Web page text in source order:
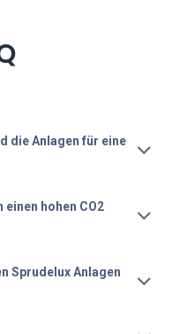
die Anlagen für eine
einen hohen CO2
Sprudelux Anlagen